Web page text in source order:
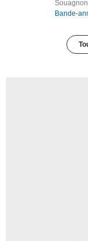
Souagnon
Bande-